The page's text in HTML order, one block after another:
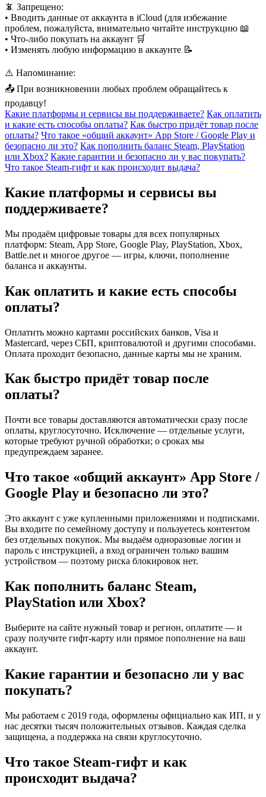
📵 Запрещено:
• Вводить данные от аккаунта в iCloud (для избежание
проблем, пожалуйста, внимательно читайте инструкцию 📖
• Что-либо покупать на аккаунт 🛒
• Изменять любую информацию в аккаунте 📝
⚠️ Напоминание:
📤 При возникновении любых проблем обращайтесь к
продавцу!
Какие платформы и сервисы вы поддерживаете? Как оплатить
и какие есть способы оплаты? Как быстро придёт товар после
оплаты? Что такое «общий аккаунт» App Store / Google Play и
безопасно ли это? Как пополнить баланс Steam, PlayStation
или Xbox? Какие гарантии и безопасно ли у вас покупать?
Что такое Steam-гифт и как происходит выдача?
Какие платформы и сервисы вы
поддерживаете?
Мы продаём цифровые товары для всех популярных
платформ: Steam, App Store, Google Play, PlayStation, Xbox,
Battle.net и многое другое — игры, ключи, пополнение
баланса и аккаунты.
Как оплатить и какие есть способы
оплаты?
Оплатить можно картами российских банков, Visa и
Mastercard, через СБП, криптовалютой и другими способами.
Оплата проходит безопасно, данные карты мы не храним.
Как быстро придёт товар после
оплаты?
Почти все товары доставляются автоматически сразу после
оплаты, круглосуточно. Исключение — отдельные услуги,
которые требуют ручной обработки; о сроках мы
предупреждаем заранее.
Что такое «общий аккаунт» App Store /
Google Play и безопасно ли это?
Это аккаунт с уже купленными приложениями и подписками.
Вы входите по семейному доступу и пользуетесь контентом
без отдельных покупок. Мы выдаём одноразовые логин и
пароль с инструкцией, а вход ограничен только вашим
устройством — поэтому риска блокировок нет.
Как пополнить баланс Steam,
PlayStation или Xbox?
Выберите на сайте нужный товар и регион, оплатите — и
сразу получите гифт-карту или прямое пополнение на ваш
аккаунт.
Какие гарантии и безопасно ли у вас
покупать?
Мы работаем с 2019 года, оформлены официально как ИП, и у
нас десятки тысяч положительных отзывов. Каждая сделка
защищена, а поддержка на связи круглосуточно.
Что такое Steam-гифт и как
происходит выдача?